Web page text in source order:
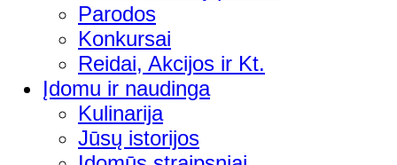
Parodos
Konkursai
Reidai, Akcijos ir Kt.
Įdomu ir naudinga
Kulinarija
Jūsų istorijos